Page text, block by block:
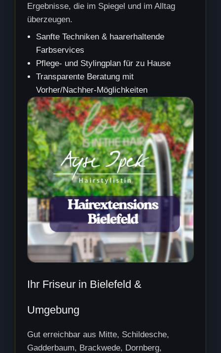
Ergebnisse, die im Spiegel und im Alltag
überzeugen.
Sanfte Techniken & haarerhaltende
Farbservices
Pflege- und Stylingplan für zu Hause
Transparente Beratung mit
Vorher/Nachher-Möglichkeiten
Ihr Friseur in Bielefeld &
Umgebung
Gut erreichbar aus Mitte, Schildesche,
Gadderbaum, Brackwede, Dornberg,